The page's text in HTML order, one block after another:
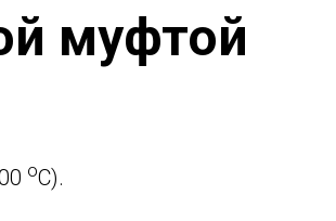
муфтой
oC).